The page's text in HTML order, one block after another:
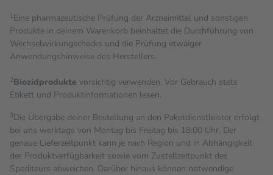
1Eine pharmazeutische Prüfung der Arzneimittel und sonstigen
Produkte in deinem Warenkorb beinhaltet die Durchführung von
Wechselwirkungschecks und die Prüfung etwaiger
Anwendungshinweise des Herstellers.
2Biozidprodukte vorsichtig verwenden. Vor Gebrauch stets
Etikett und Produktinformationen lesen.
3Die Übergabe deiner Bestellung an den Paketdienstleister erfolgt
bei uns werktags von Montag bis Freitag bis 18:00 Uhr. Der
genaue Lieferzeitpunkt kann je nach Region und in Abhängigkeit
der Produktverfügbarkeit sowie vom Zustellzeitpunkt des
Spediteurs abweichen. Darüber hinaus können notwendige